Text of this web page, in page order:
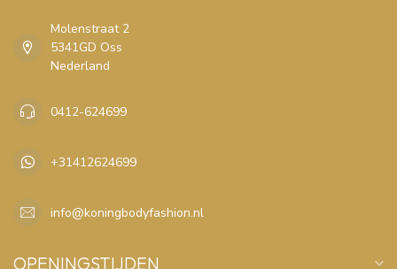
Molenstraat 2
5341GD Oss
Nederland
0412-624699
+31412624699
info@koningbodyfashion.nl
OPENINGSTIJDEN